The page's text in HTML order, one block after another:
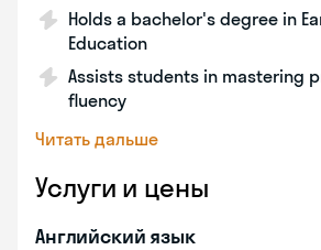
Holds a bachelor's degree in
Education
Assists students in mastering
fluency
Читать дальше
Услуги и цены
Английский язык